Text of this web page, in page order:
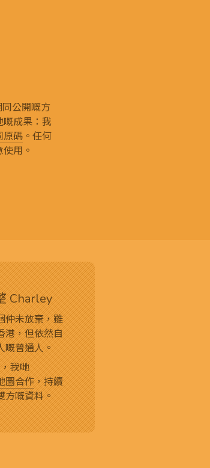
公開嘅方
成果：我
原碼。任何
用。
Charley
仲未放棄，雖
港，但依然自
嘅普通人。
我哋
圖合作，持續
方嘅資料。